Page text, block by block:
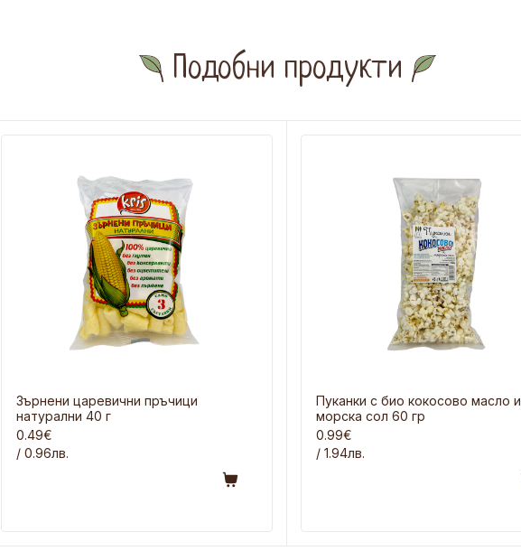
Подобни продукти
Зърнени царевични пръчици
натурални 40 г
0.49€
/ 0.96лв.
Пуканки с био кокосово масло и
морска сол 60 гр
0.99€
/ 1.94лв.